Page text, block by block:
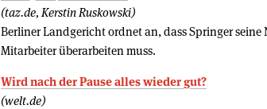
(taz.de, Kerstin Ruskowski)
Berliner Landgericht ordnet an, dass Springer
Mitarbeiter überarbeiten muss.
Wird nach der Pause alles wieder gut?
(welt.de)